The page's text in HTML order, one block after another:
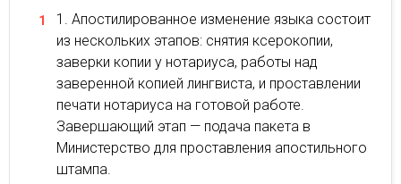
Апостилированное изменение языка состоит
из нескольких этапов: снятия ксерокопии,
заверки копии у нотариуса, работы над
заверенной копией лингвиста, и проставлении
печати нотариуса на готовой работе.
Завершающий этап — подача пакета в
Министерство для проставления апостильного
штампа.